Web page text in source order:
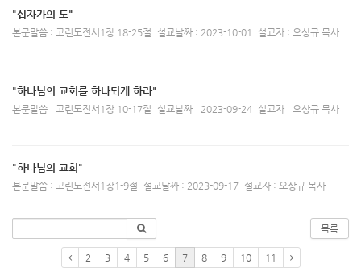
"십자가의 도"
본문말씀 : 고린도전서1장 18-25절 설교날짜 : 2023-10-01 설교자 : 오상규 목사
"하나님의 교회를 하나되게 하라"
본문말씀 : 고린도전서1장 10-17절 설교날짜 : 2023-09-24 설교자 : 오상규 목사
"하나님의 교회"
본문말씀 : 고린도전서1장1-9절 설교날짜 : 2023-09-17 설교자 : 오상규 목사
목록
2 3 4 5 6 7 8 9 10 11